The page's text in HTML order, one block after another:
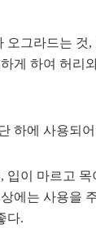
그라드는 것
게 하여 허리
하에 사용되
이 마르고
에는 사용을
다.